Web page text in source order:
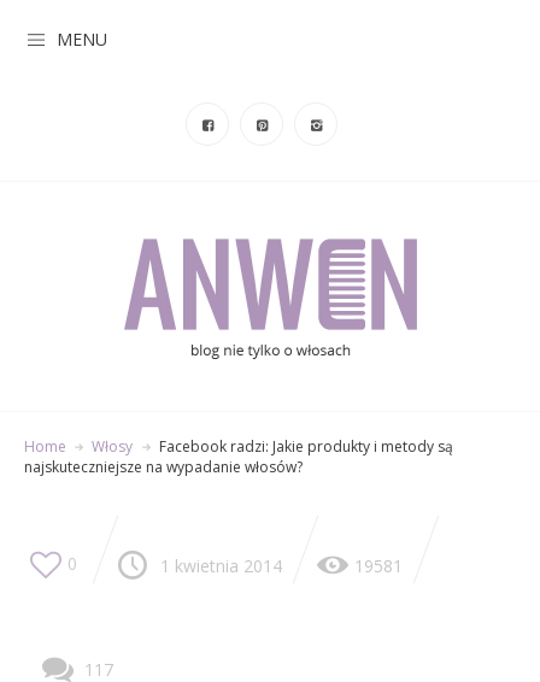
MENU
Home Włosy
Facebook radzi: Jakie produkty i metody są
najskuteczniejsze na wypadanie włosów?
0 1 kwietnia 2014 19581
117